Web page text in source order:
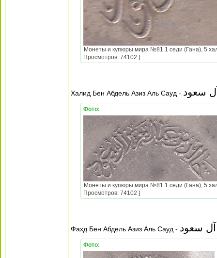
Монеты и купюры мира №81 1 седи (Гана), 5
Просмотров: 74102 ]
Халид Бен Абдель Азиз Аль Сауд - سعود
Фото:
Монеты и купюры мира №81 1 седи (Гана), 5
Просмотров: 74102 ]
Фахд Бен Абдель Азиз Аль Сауд - آل سعود
Фото: